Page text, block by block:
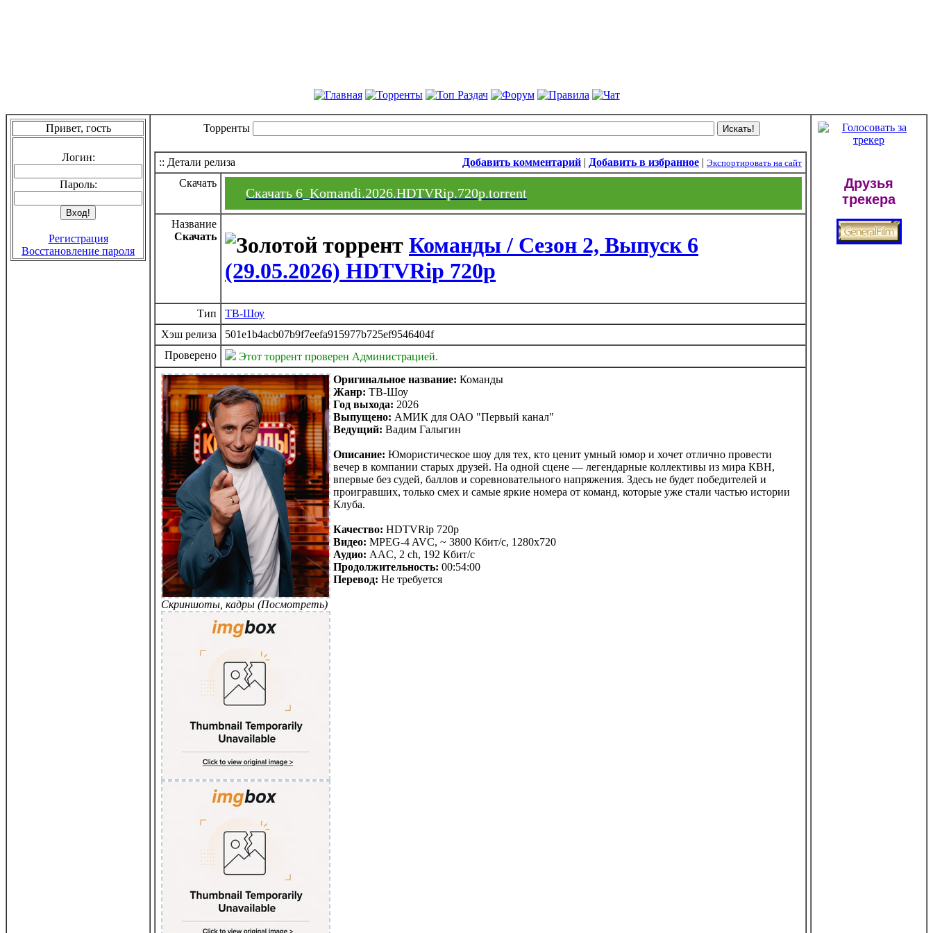
Привет, гость
Логин:
Пароль:
Регистрация
Восстановление пароля
Торренты
:: Детали релиза Добавить комментарий | Добавить в избранное | Экспортировать на сайт
Скачать
Скачать 6_Komandi.2026.HDTVRip.720p.torrent
Название
Скачать
Команды / Сезон 2, Выпуск 6
(29.05.2026) HDTVRip 720p
Тип
ТВ-Шоу
Хэш релиза
501e1b4acb07b9f7eefa915977b725ef9546404f
Проверено
Этот торрент проверен Администрацией.
Скриншоты, кадры (Посмотреть)
Оригинальное название: Команды
Жанр: ТВ-Шоу
Год выхода: 2026
Выпущено: АМИК для ОАО "Первый канал"
Ведущий: Вадим Галыгин
Описание: Юмористическое шоу для тех, кто ценит умный юмор и хочет отлично провести
вечер в компании старых друзей. На одной сцене — легендарные коллективы из мира КВН,
впервые без судей, баллов и соревновательного напряжения. Здесь не будет победителей и
проигравших, только смех и самые яркие номера от команд, которые уже стали частью истории
Клуба.
Качество: HDTVRip 720p
Видео: MPEG-4 AVC, ~ 3800 Кбит/с, 1280x720
Аудио: AAC, 2 ch, 192 Кбит/с
Продолжительность: 00:54:00
Перевод: Не требуется
Друзья
трекера